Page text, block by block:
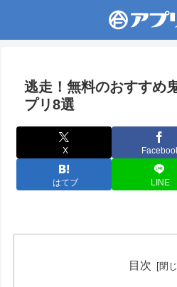
逃走！無料のおすすめ
プリ8選
X
はてブ LINE
目次